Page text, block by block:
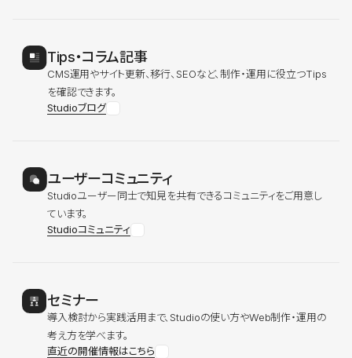
Tips・コラム記事
CMS運用やサイト更新、移行、SEOなど、制作・運用に役立つTips
を確認できます。
Studioブログ
ユーザーコミュニティ
Studioユーザー同士で知見を共有できるコミュニティをご用意し
ています。
Studioコミュニティ
セミナー
導入検討から実践活用まで、Studioの使い方やWeb制作・運用の
考え方を学べます。
直近の開催情報はこちら